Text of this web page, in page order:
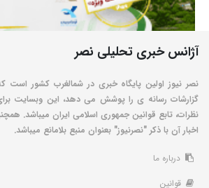
آژانس خبری تحلیلی نصر
نصر نیوز اولین پایگاه خبری در شمالغرب کشور
گزارشات رسانه ی را پوشش می دهد، این وبسایت
نظرات، تابع قوانین جمهوری اسلامی ایران میباشد.
اخبار آن با ذکر "نصرنیوز" بعنوان منبع بلامانع میباشد.
درباره ما
قوانین